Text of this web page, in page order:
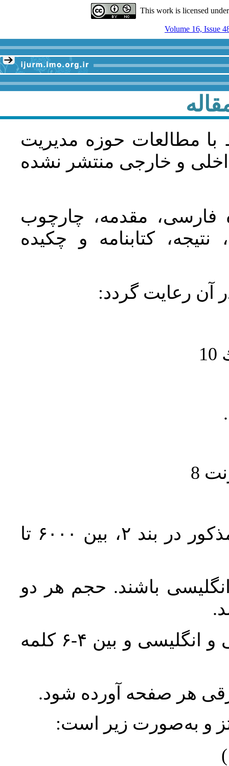
This work is licensed
با مطالعات حوزه مديريت
و خارجی منتشر نشده
فارسی، مقدمه، چارچوب
کتابنامه و چکیده
آن رعايت گردد:
حجم کل مقاله با احتساب تمام بخش‌های مذکور در بند ۲، بین ۶۰۰۰ تا
باشند. حجم هر دو
واژگان کلیدی بلافاصله پس از چکیده فارسی و انگلیسی و بین ۴-۶ کلمه
هر صفحه آورده شود.
و به‌صورت زیر است: